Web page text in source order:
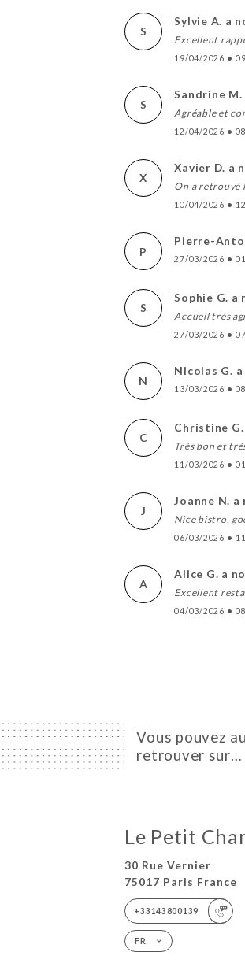
S
Sylvie A. a
Excellent
19/04/2026 •
S
Sandrine
Agréable et
12/04/2026 •
X
Xavier D. a
On a retrouvé
10/04/2026 •
P
Pierre-
27/03/2026 •
S
Sophie G. a
Accueil très
27/03/2026 •
N
Nicolas G.
13/03/2026 •
C
Christine
Très bon et
11/03/2026 •
J
Joanne N. a
Nice bistro,
06/03/2026 •
A
Alice G. a
Excellent
04/03/2026 •
Vous pouvez
retrouver sur…
Le Petit
30 Rue Vernier
75017 Paris France
+33143800139
FR